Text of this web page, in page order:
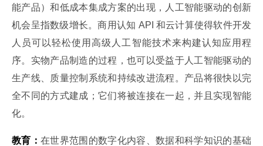
能产品）和低成本集成方案的出现，人工智能驱动的创新
机会呈指数级增长。商用认知 API 和云计算使得软件开发
人员可以轻松使用高级人工智能技术来构建认知应用程
序。实物产品制造的过程，也可以受益于人工智能驱动的
生产线、质量控制系统和持续改进流程。产品将很快以完
全不同的方式建成；它们将被连接在一起，并且实现智能
化。
教育： 在世界范围的数字化内容、数据和科学知识的基础